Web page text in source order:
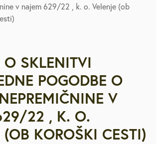
v najem 629/22 , k. o. Velenje (ob
SKLENITVI
POGODBE O
V
22 , K. O.
(OB KOROŠKI CESTI)